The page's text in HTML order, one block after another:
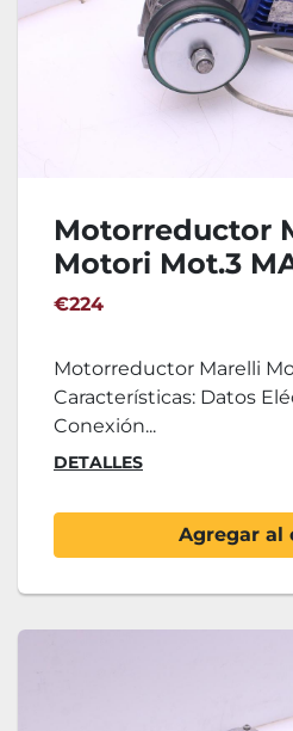
Motorreductor
Motori Mot.3
€224
Motorreductor Marelli
Características: Datos
Conexión...
DETALLES
Agregar al